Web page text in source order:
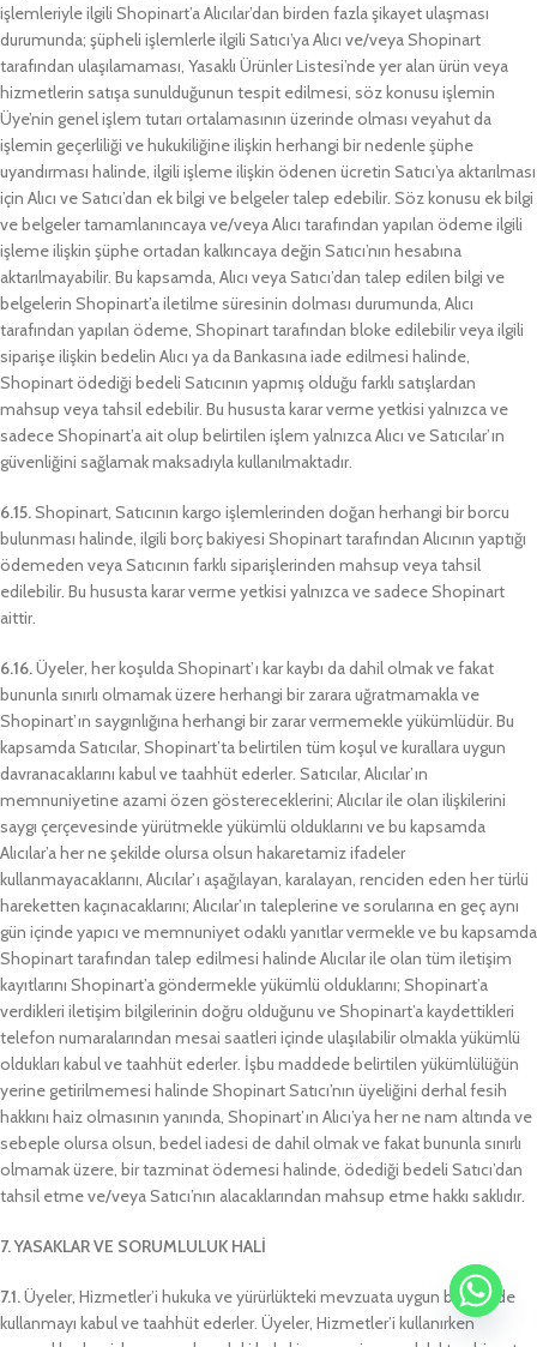
işlemleriyle ilgili Shopinart’a Alıcılar’dan birden fazla şikayet ulaşması
durumunda; şüpheli işlemlerle ilgili Satıcı’ya Alıcı ve/veya Shopinart
tarafından ulaşılamaması, Yasaklı Ürünler Listesi’nde yer alan ürün veya
hizmetlerin satışa sunulduğunun tespit edilmesi, söz konusu işlemin
Üye’nin genel işlem tutarı ortalamasının üzerinde olması veyahut da
işlemin geçerliliği ve hukukiliğine ilişkin herhangi bir nedenle şüphe
uyandırması halinde, ilgili işleme ilişkin ödenen ücretin Satıcı’ya aktarılması
için Alıcı ve Satıcı’dan ek bilgi ve belgeler talep edebilir. Söz konusu ek bilgi
ve belgeler tamamlanıncaya ve/veya Alıcı tarafından yapılan ödeme ilgili
işleme ilişkin şüphe ortadan kalkıncaya değin Satıcı’nın hesabına
aktarılmayabilir. Bu kapsamda, Alıcı veya Satıcı’dan talep edilen bilgi ve
belgelerin Shopinart’a iletilme süresinin dolması durumunda, Alıcı
tarafından yapılan ödeme, Shopinart tarafından bloke edilebilir veya ilgili
siparişe ilişkin bedelin Alıcı ya da Bankasına iade edilmesi halinde,
Shopinart ödediği bedeli Satıcının yapmış olduğu farklı satışlardan
mahsup veya tahsil edebilir. Bu hususta karar verme yetkisi yalnızca ve
sadece Shopinart’a ait olup belirtilen işlem yalnızca Alıcı ve Satıcılar’ın
güvenliğini sağlamak maksadıyla kullanılmaktadır.
6.15.Shopinart, Satıcının kargo işlemlerinden doğan herhangi bir borcu
bulunması halinde, ilgili borç bakiyesi Shopinart tarafından Alıcının yaptığı
ödemeden veya Satıcının farklı siparişlerinden mahsup veya tahsil
edilebilir. Bu hususta karar verme yetkisi yalnızca ve sadece Shopinart
aittir.
6.16.Üyeler, her koşulda Shopinart’ı kar kaybı da dahil olmak ve fakat
bununla sınırlı olmamak üzere herhangi bir zarara uğratmamakla ve
Shopinart’ın saygınlığına herhangi bir zarar vermemekle yükümlüdür. Bu
kapsamda Satıcılar, Shopinart’ta belirtilen tüm koşul ve kurallara uygun
davranacaklarını kabul ve taahhüt ederler. Satıcılar, Alıcılar’ın
memnuniyetine azami özen göstereceklerini; Alıcılar ile olan ilişkilerini
saygı çerçevesinde yürütmekle yükümlü olduklarını ve bu kapsamda
Alıcılar’a her ne şekilde olursa olsun hakaretamiz ifadeler
kullanmayacaklarını, Alıcılar’ı aşağılayan, karalayan, renciden eden her türlü
hareketten kaçınacaklarını; Alıcılar’ın taleplerine ve sorularına en geç aynı
gün içinde yapıcı ve memnuniyet odaklı yanıtlar vermekle ve bu kapsamda
Shopinart tarafından talep edilmesi halinde Alıcılar ile olan tüm iletişim
kayıtlarını Shopinart’a göndermekle yükümlü olduklarını; Shopinart’a
verdikleri iletişim bilgilerinin doğru olduğunu ve Shopinart’a kaydettikleri
telefon numaralarından mesai saatleri içinde ulaşılabilir olmakla yükümlü
oldukları kabul ve taahhüt ederler. İşbu maddede belirtilen yükümlülüğün
yerine getirilmemesi halinde Shopinart Satıcı’nın üyeliğini derhal fesih
hakkını haiz olmasının yanında, Shopinart’ın Alıcı’ya her ne nam altında ve
sebeple olursa olsun, bedel iadesi de dahil olmak ve fakat bununla sınırlı
olmamak üzere, bir tazminat ödemesi halinde, ödediği bedeli Satıcı’dan
tahsil etme ve/veya Satıcı’nın alacaklarından mahsup etme hakkı saklıdır.
7. YASAKLAR VE SORUMLULUK HALİ
7.1.Üyeler, Hizmetler’i hukuka ve yürürlükteki mevzuata uygun bir şekilde
kullanmayı kabul ve taahhüt ederler. Üyeler, Hizmetler’i kullanırken